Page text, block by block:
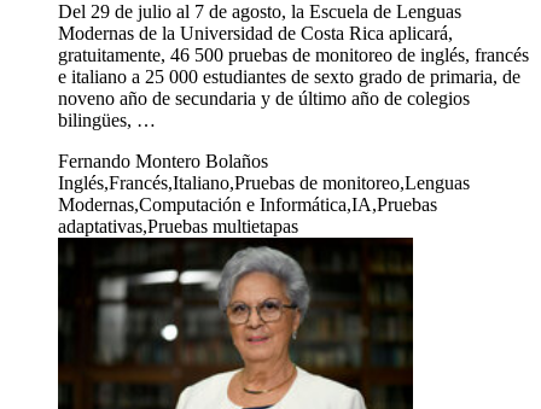
Del 29 de julio al 7 de agosto, la Escuela de Lenguas
Modernas de la Universidad de Costa Rica aplicará,
gratuitamente, 46 500 pruebas de monitoreo de inglés, francés
e italiano a 25 000 estudiantes de sexto grado de primaria, de
noveno año de secundaria y de último año de colegios
bilingües, …
Fernando Montero Bolaños
Inglés,Francés,Italiano,Pruebas de monitoreo,Lenguas
Modernas,Computación e Informática,IA,Pruebas
adaptativas,Pruebas multietapas